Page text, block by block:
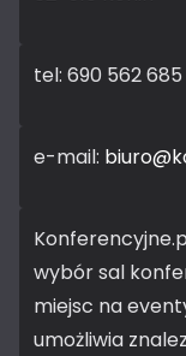
tel: 690 562 685
e-mail:
wybór sal
miejsc na
umożliwia